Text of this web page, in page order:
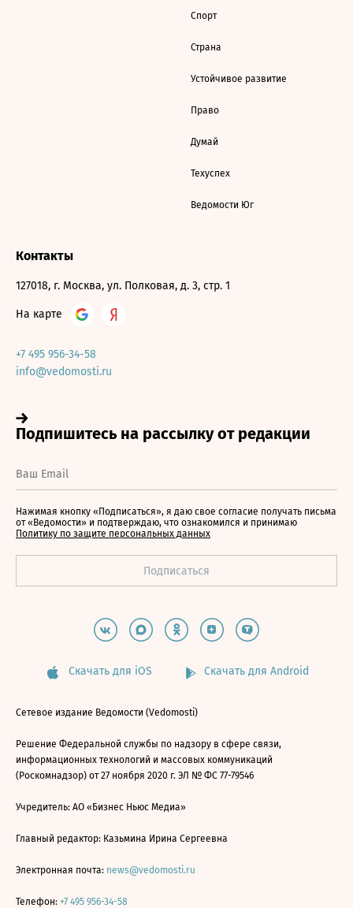
Спорт
Страна
Устойчивое развитие
Право
Думай
Техуспех
Ведомости Юг
Контакты
127018, г. Москва, ул. Полковая, д. 3, стр. 1
На карте
+7 495 956-34-58
info@vedomosti.ru
Нажимая кнопку «Подписаться», я даю свое согласие получать письма
от «Ведомости» и подтверждаю, что ознакомился и принимаю
Политику по защите персональных данных
Скачать для iOS Скачать для Android
Сетевое издание Ведомости (Vedomosti)
Решение Федеральной службы по надзору в сфере связи,
информационных технологий и массовых коммуникаций
(Роскомнадзор) от 27 ноября 2020 г. ЭЛ № ФС 77-79546
Учредитель: АО «Бизнес Ньюс Медиа»
Главный редактор: Казьмина Ирина Сергеевна
Электронная почта: news@vedomosti.ru
Телефон: +7 495 956-34-58